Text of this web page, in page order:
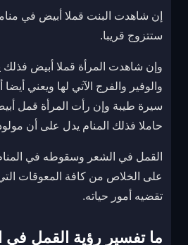
إن شاهدت البنت قملا أبيض في
ستتزوج قريبا.
وإن شاهدت المرأة قملا أبيض
والوفير والفرج الآتي لها ويعني
سيرة طيبة وإن رأت المرأة قمل
حاملا فذلك المنام يدل على أن
القمل في الشعر وسقوطه في
على الخلاص من كافة المعوقات
تقضيه أمور حياته.
ما تفسير رؤية القمل في